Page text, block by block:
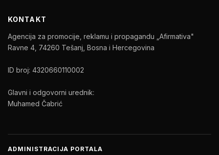
KONTAKT
Agencija za promocije, reklamu i propagandu „Afirmativa"
Ravne 4, 74260 Tešanj, Bosna i Hercegovina
ID broj: 4320660110002
Glavni i odgovorni urednik:
Muhamed Čabrić
ADMINISTRACIJA PORTALA